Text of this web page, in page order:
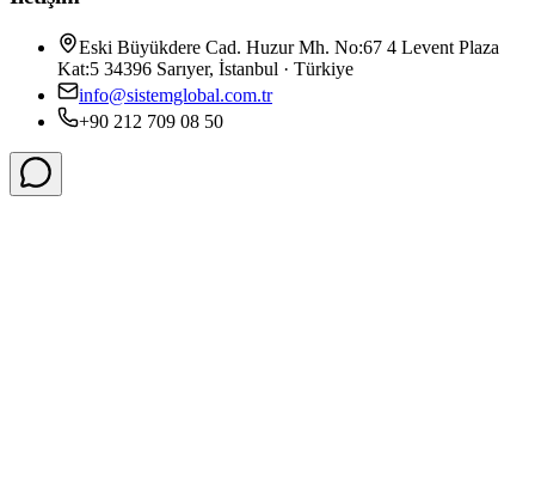
Eski Büyükdere Cad. Huzur Mh. No:67 4 Levent Plaza
Kat:5 34396 Sarıyer, İstanbul · Türkiye
info@sistemglobal.com.tr
+90 212 709 08 50